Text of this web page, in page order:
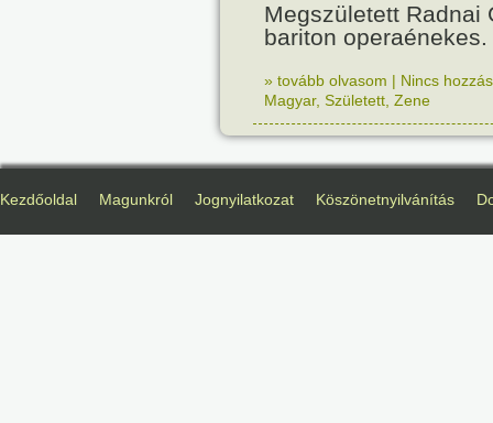
Megszületett Radnai
bariton operaénekes.
» tovább olvasom | Nincs
Magyar, Született Zene
Kezdőoldal Magunkról Jognyilatkozat Köszönetnyilvánítás